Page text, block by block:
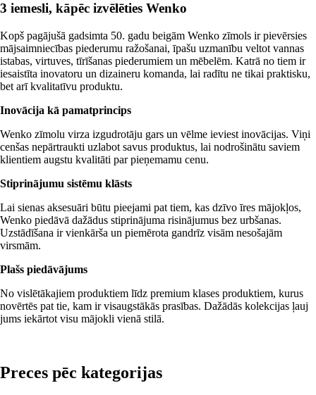
3 iemesli, kāpēc izvēlēties Wenko
Kopš pagājušā gadsimta 50. gadu beigām Wenko zīmols ir pievērsies
mājsaimniecības piederumu ražošanai, īpašu uzmanību veltot vannas
istabas, virtuves, tīrīšanas piederumiem un mēbelēm. Katrā no tiem ir
iesaistīta inovatoru un dizaineru komanda, lai radītu ne tikai praktisku,
bet arī kvalitatīvu produktu.
Inovācija kā pamatprincips
Wenko zīmolu virza izgudrotāju gars un vēlme ieviest inovācijas. Viņi
cenšas nepārtraukti uzlabot savus produktus, lai nodrošinātu saviem
klientiem augstu kvalitāti par pieņemamu cenu.
Stiprinājumu sistēmu klāsts
Lai sienas aksesuāri būtu pieejami pat tiem, kas dzīvo īres mājokļos,
Wenko piedāvā dažādus stiprinājuma risinājumus bez urbšanas.
Uzstādīšana ir vienkārša un piemērota gandrīz visām nesošajām
virsmām.
Plašs piedāvājums
No vislētākajiem produktiem līdz premium klases produktiem, kurus
novērtēs pat tie, kam ir visaugstākās prasības. Dažādās kolekcijas ļauj
jums iekārtot visu mājokli vienā stilā.
Preces pēc kategorijas